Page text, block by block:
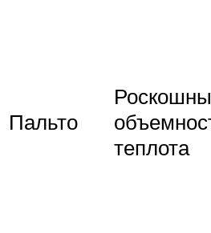
Пальто
теплота